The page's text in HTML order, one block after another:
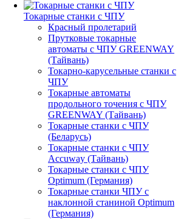
Токарные станки с ЧПУ
Красный пролетарий
Прутковые токарные
автоматы с ЧПУ GREENWAY
(Тайвань)
Токарно-карусельные станки с
ЧПУ
Токарные автоматы
продольного точения с ЧПУ
GREENWAY (Тайвань)
Токарные станки с ЧПУ
(Беларусь)
Токарные станки с ЧПУ
Accuway (Тайвань)
Токарные станки с ЧПУ
Optimum (Германия)
Токарные станки ЧПУ с
наклонной станиной Optimum
(Германия)